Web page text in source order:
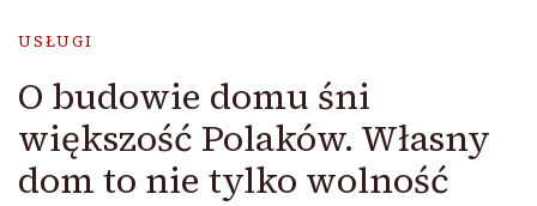
USŁUGI
O budowie domu śni
większość Polaków. Własny
dom to nie tylko wolność